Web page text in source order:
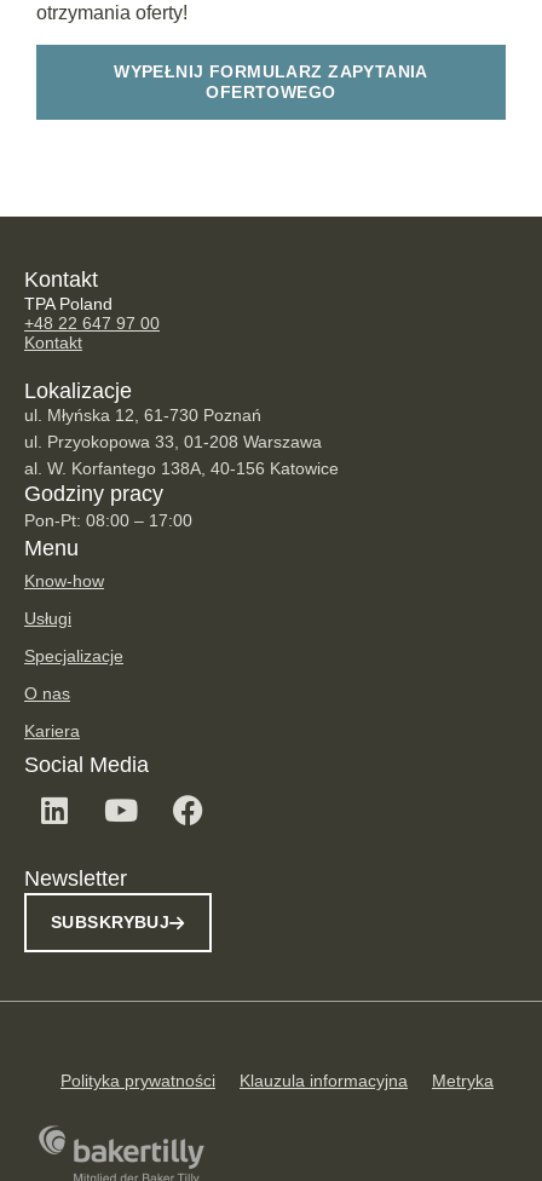
otrzymania oferty!
WYPEŁNIJ FORMULARZ ZAPYTANIA
OFERTOWEGO
Kontakt
TPA Poland
+48 22 647 97 00
Kontakt
Lokalizacje
ul. Młyńska 12, 61-730 Poznań
ul. Przyokopowa 33, 01-208 Warszawa
al. W. Korfantego 138A, 40-156 Katowice
Godziny pracy
Pon-Pt: 08:00 – 17:00
Menu
Know-how
Usługi
Specjalizacje
O nas
Kariera
Social Media
Newsletter
SUBSKRYBUJ
Polityka prywatności Klauzula informacyjna Metryka